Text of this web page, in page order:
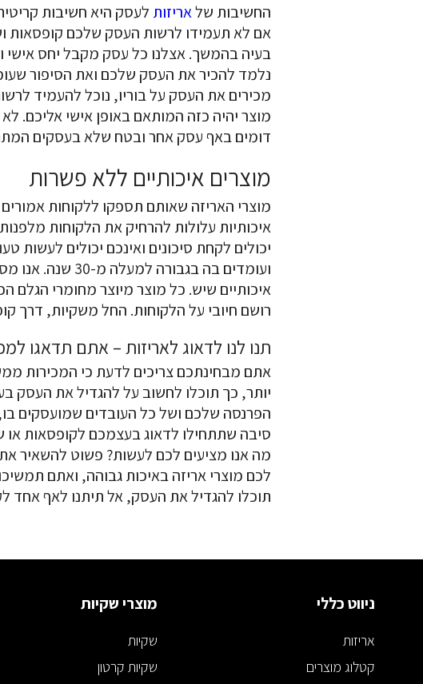
החשיבות שלאריזות לעסק היא חשיבות
אם לא תעמידו לרשות העסק שלכם קופסאות
בעיה בהמשך. אצלנו כל עסק מקבל יחס אישי
נלמד להכיר את העסק שלכם ואת הסיפור
מכירים את העסק על בוריו, נוכל להעמיד
מוצר יהיה כזה המותאם באופן אישי אליכם.
דומים באף עסק אחר ובטח שלא בעסקים
מוצרים איכותיים ללא פשרות
מוצרי האריזה שאותם תספקו ללקוחות
איכותיות עלולות להרחיק את הלקוחות
יכולים לקחת סיכונים ואינכם יכולים לעשות
ועומדים בה
איכותיים שיש. כל מוצר מיוצר מחומרי הגלם
רושם חיובי על הלקוחות. החל משקיות, דרך
תנו לנו לדאוג לאריזות – אתם תדאגו
אתם מבחינתכם צריכים לדעת כי המכירות
יותר, כך תוכלו לחשוב על להגדיל את העסק
הפרנסה שלכם ושל כל העובדים שמועסקים בו,
סיבה שתתחילו לדאוג בעצמכם לקופסאות או
מה אנו מציעים לכם לעשות? פשוט להשאיר
לכם מוצרי אריזה באיכות גבוהה, ואתם
תוכלו להגדיל את העסק, אל תיתנו לאף אחד
ניווט כללי
אריזות
קטלוג מוצרים
מוצרי שקיות
שקיות
שקיות קרטון